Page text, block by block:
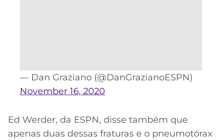
— Dan Graziano (@DanGrazianoESPN)
November 16, 2020
Ed Werder, da ESPN, disse também que
apenas duas dessas fraturas e o pneumotórax